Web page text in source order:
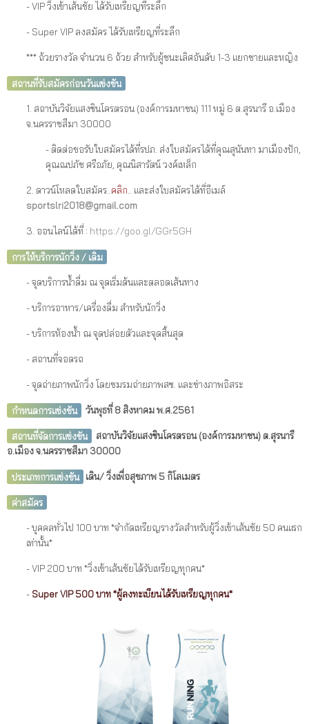
- VIP วิ่งเข้าเส้นชัย ได้รับเหรียญที่ระลึก
- Super VIP ลงสมัคร ได้รับเหรียญที่ระลึก
*** ถ้วยรางวัล จำนวน 6 ถ้วย สำหรับผู้ชนะเลิศอันดับ 1-3 แยกชายและหญิง
สถานที่รับสมัครก่อนวันแข่งขัน
1. สถาบันวิจัยแสงซินโครตรอน (องค์การมหาชน) 111 หมู่ 6 ต.สุรนารี อ.เมือง
จ.นครราชสีมา 30000
- ติดต่อขอรับใบสมัครได้ที่รปภ. ส่งใบสมัครได้ที่คุณสุนันทา มาเมืองปัก,
คุณณปภัช ศรีอภัย, คุณนิสารัตน์ วงค์เหล็ก
2. ดาวน์โหลดใบสมัคร..คลิก.. และส่งใบสมัครได้ที่อีเมล์
sportslri2018@gmail.com
3. ออนไลน์ได้ที่ : https://goo.gl/GGr5GH
การให้บริการนักวิ่ง / เดิม
- จุดบริการน้ำดื่ม ณ จุดเริ่มต้นและตลอดเส้นทาง
- บริการอาหาร/เครื่องดื่ม สำหรับนักวิ่ง
- บริการห้องน้ำ ณ จุดปล่อยตัวและจุดสิ้นสุด
- สถานที่จอดรถ
- จุดถ่ายภาพนักวิ่ง โดยชมรมถ่ายภาพสซ. และช่างภาพอิสระ
กำหนดการแข่งขัน วันพุธที่ 8 สิงหาคม พ.ศ.2561
สถานที่จัดการแข่งขัน
สถาบันวิจัยแสงซินโครตรอน (องค์การมหาชน) ต.สุรนารี
อ.เมือง จ.นครราชสีมา 30000
ประเภทการแข่งขัน เดิน/ วิ่งเพื่อสุขภาพ 5 กิโลเมตร
ค่าสมัคร
- บุคคลทั่วไป 100 บาท *จำกัดเหรียญรางวัลสำหรับผู้วิ่งเข้าเส้นชัย 50 คนแรก
เท่านั้น*
- VIP 200 บาท *วิ่งเข้าเส้นชัยได้รับเหรียญทุกคน*
- Super VIP 500 บาท *ผู้ลงทะเบียนได้รับเหรียญทุกคน*